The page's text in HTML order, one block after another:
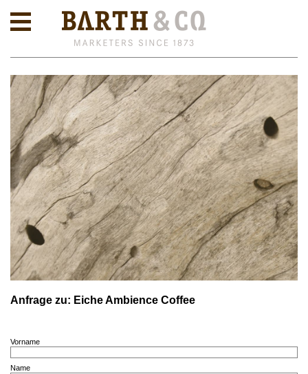
Anfrage zu: Eiche Ambience Coffee
Vorname
Name